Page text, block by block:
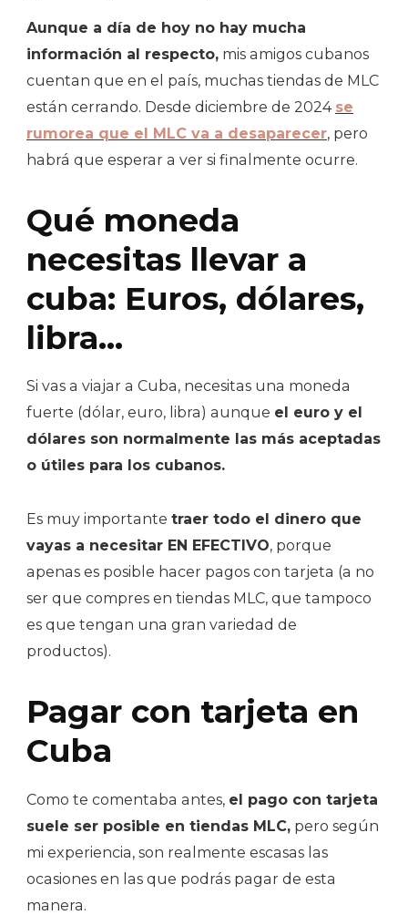
Aunque a día de hoy no hay mucha
información al respecto, mis amigos cubanos
cuentan que en el país, muchas tiendas de MLC
están cerrando. Desde diciembre de 2024 se
rumorea que el MLC va a desaparecer, pero
habrá que esperar a ver si finalmente ocurre.
Qué moneda
necesitas llevar a
cuba: Euros, dólares,
libra…
Si vas a viajar a Cuba, necesitas una moneda
fuerte (dólar, euro, libra) aunque el euro y el
dólares son normalmente las más aceptadas
o útiles para los cubanos.
Es muy importante traer todo el dinero que
vayas a necesitar EN EFECTIVO, porque
apenas es posible hacer pagos con tarjeta (a no
ser que compres en tiendas MLC, que tampoco
es que tengan una gran variedad de
productos).
Pagar con tarjeta en
Cuba
Como te comentaba antes, el pago con tarjeta
suele ser posible en tiendas MLC, pero según
mi experiencia, son realmente escasas las
ocasiones en las que podrás pagar de esta
manera.